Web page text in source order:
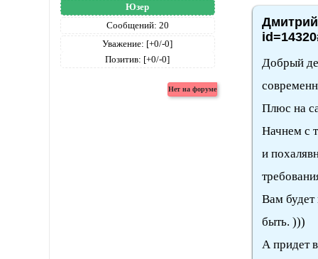
Юзер
Сообщений: 20
Уважение: [+0/-0]
Позитив: [+0/-0]
Добрый
Плюс на
Начнем с
и
Вам
быть. )))
А придет